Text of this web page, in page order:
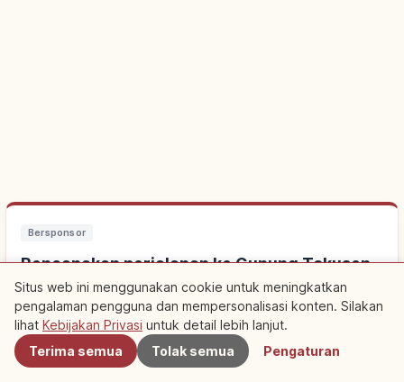
Bersponsor
Rencanakan perjalanan ke Gunung Tokusen
Jouzan
Menginap di dekatnya membuat wisata lebih mudah. Lihat juga
pengalaman lokal.
Terdekat
Situs web ini menggunakan cookie untuk meningkatkan
pengalaman pengguna dan mempersonalisasi konten. Silakan
lihat Kebijakan Privasi untuk detail lebih lanjut.
Terima semua
Tolak semua Pengaturan